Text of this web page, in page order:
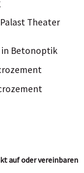
Theater
in Betonoptik
auf oder vereinbaren